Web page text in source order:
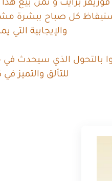
فوريفر برايت و ثمن بيع
كل صباح ببشرة
والإيجابية التي
بالتحول الذي سيحدث
للتألق والتميز